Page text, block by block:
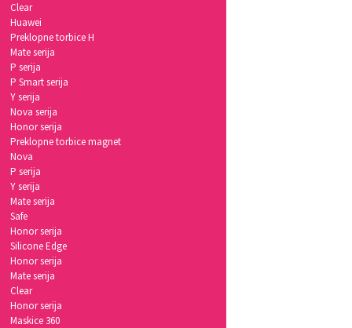
Clear
Huawei
Preklopne torbice H
Mate serija
P serija
P Smart serija
Y serija
Nova serija
Honor serija
Preklopne torbice magnet
Nova
P serija
Y serija
Mate serija
Safe
Honor serija
Silicone Edge
Honor serija
Mate serija
Clear
Honor serija
Maskice 360